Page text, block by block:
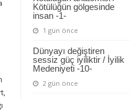
Kötülüğün gölgesinde
insan -1-
1 gün önce
Dünyayı değiştiren
sessiz güç iyiliktir / İyilik
Medeniyeti -10-
2 gün önce